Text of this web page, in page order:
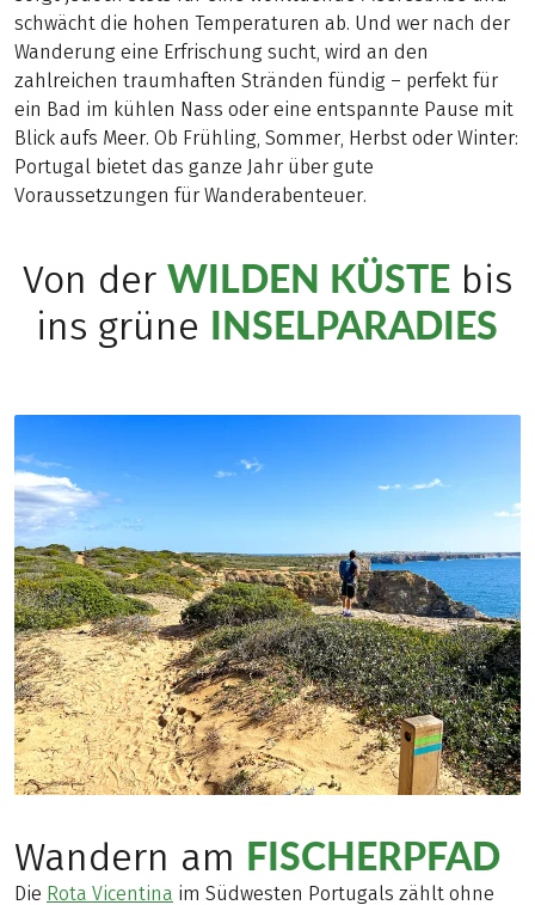
schwächt die hohen Temperaturen ab. Und wer nach der
Wanderung eine Erfrischung sucht, wird an den
zahlreichen traumhaften Stränden fündig – perfekt für
ein Bad im kühlen Nass oder eine entspannte Pause mit
Blick aufs Meer. Ob Frühling, Sommer, Herbst oder Winter:
Portugal bietet das ganze Jahr über gute
Voraussetzungen für Wanderabenteuer.
Von der WILDEN KÜSTEbis
ins grüne INSELPARADIES
Wandern am FISCHERPFAD
Die Rota Vicentina im Südwesten Portugals zählt ohne